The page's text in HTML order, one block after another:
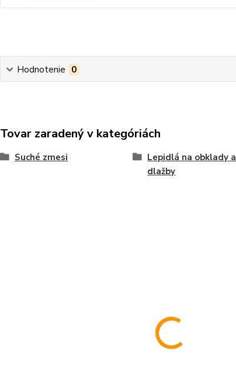
Hodnotenie 0
Tovar zaradený v kategóriách
Suché zmesi
Lepidlá na obklady a
dlažby